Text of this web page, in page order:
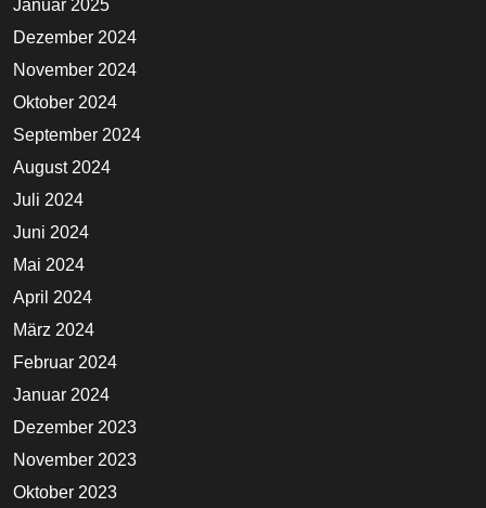
Januar 2025
Dezember 2024
November 2024
Oktober 2024
September 2024
August 2024
Juli 2024
Juni 2024
Mai 2024
April 2024
März 2024
Februar 2024
Januar 2024
Dezember 2023
November 2023
Oktober 2023